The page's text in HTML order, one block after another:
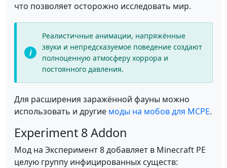
что позволяет осторожно исследовать мир.
Реалистичные анимации, напряжённые
звуки и непредсказуемое поведение создают
полноценную атмосферу хоррора и
постоянного давления.
Для расширения заражённой фауны можно
использовать и другие моды на мобов для MCPE.
Experiment 8 Addon
Мод на Эксперимент 8 добавляет в Minecraft PE
целую группу инфицированных существ: